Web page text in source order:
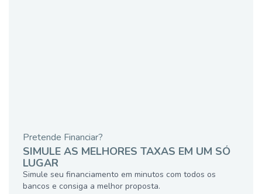
Pretende Financiar?
SIMULE AS MELHORES TAXAS EM UM SÓ
LUGAR
Simule seu financiamento em minutos com todos os
bancos e consiga a melhor proposta.